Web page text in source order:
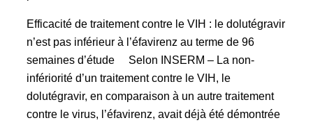
Efficacité de traitement contre le VIH : le dolutégravir
n’est pas inférieur à l’éfavirenz au terme de 96
semaines d’étude Selon INSERM – La non-
infériorité d’un traitement contre le VIH, le
dolutégravir, en comparaison à un autre traitement
contre le virus, l’éfavirenz, avait déjà été démontrée